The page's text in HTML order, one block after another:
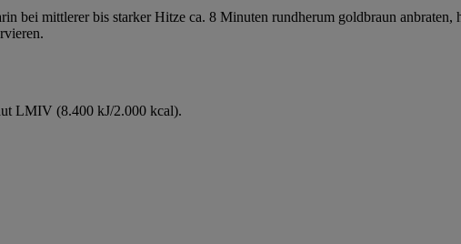
bei mittlerer bis starker Hitze ca. 8 Minuten rundherum goldbraun
LMIV (8.400 kJ/2.000 kcal).